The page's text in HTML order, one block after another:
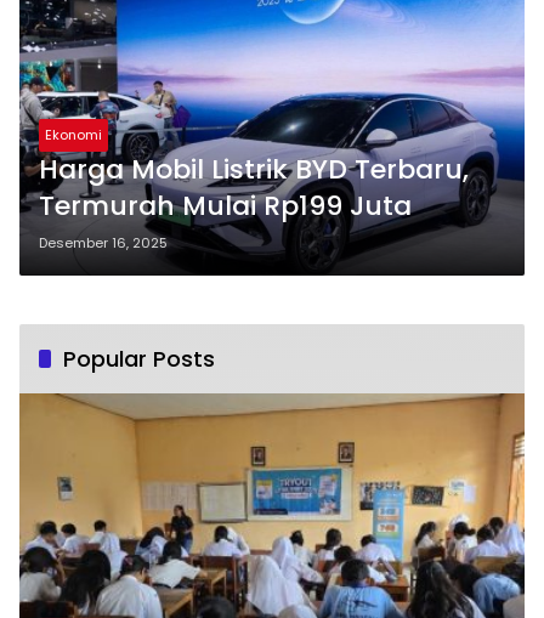
Ekonomi
Harga Mobil Listrik BYD Terbaru,
Termurah Mulai Rp199 Juta
Desember 16, 2025
Popular Posts